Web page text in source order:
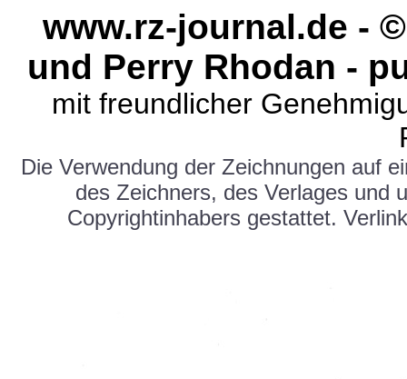
www.rz-journal.de -
und Perry Rhodan -
mit freundlicher
Die Verwendung der Zeichnungen auf
des Zeichners, des Verlages und
Copyrightinhabers gestattet.